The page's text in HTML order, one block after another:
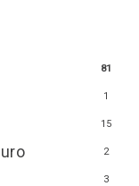
81
1
15
2
3